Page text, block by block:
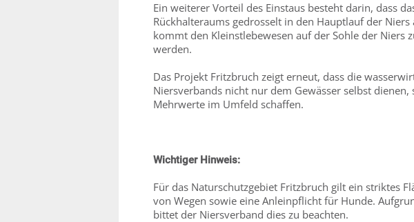
Ein weiterer Vorteil des Einstaus besteht darin, dass
Rückhalteraums gedrosselt in den Hauptlauf der
kommt den Kleinstlebewesen auf der Sohle der Niers
werden.
Das Projekt Fritzbruch zeigt erneut, dass die
Niersverbands nicht nur dem Gewässer selbst
Mehrwerte im Umfeld schaffen.
Wichtiger Hinweis:
Für das Naturschutzgebiet Fritzbruch gilt ein striktes
von Wegen sowie eine Anleinpflicht für Hunde.
bittet der Niersverband dies zu beachten.